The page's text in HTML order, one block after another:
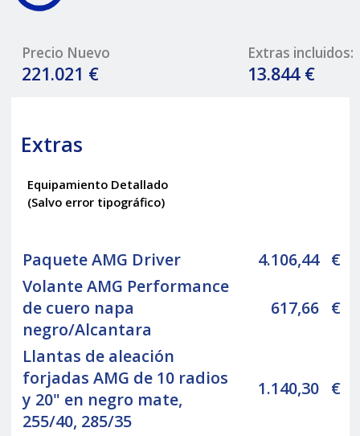
Precio Nuevo
221.021 €
Extras incluidos:
13.844 €
Extras
Equipamiento Detallado
(Salvo error tipográfico)
Paquete AMG Driver 4.106,44 €
Volante AMG Performance
de cuero napa
negro/Alcantara
617,66 €
Llantas de aleación
forjadas AMG de 10 radios
y 20" en negro mate,
255/40, 285/35
1.140,30 €